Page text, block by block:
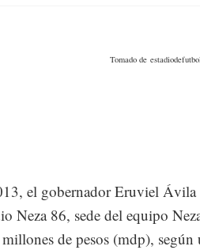
Tomado de
el gobernador Eruviel
Neza 86, sede del equipo
de pesos (mdp), según